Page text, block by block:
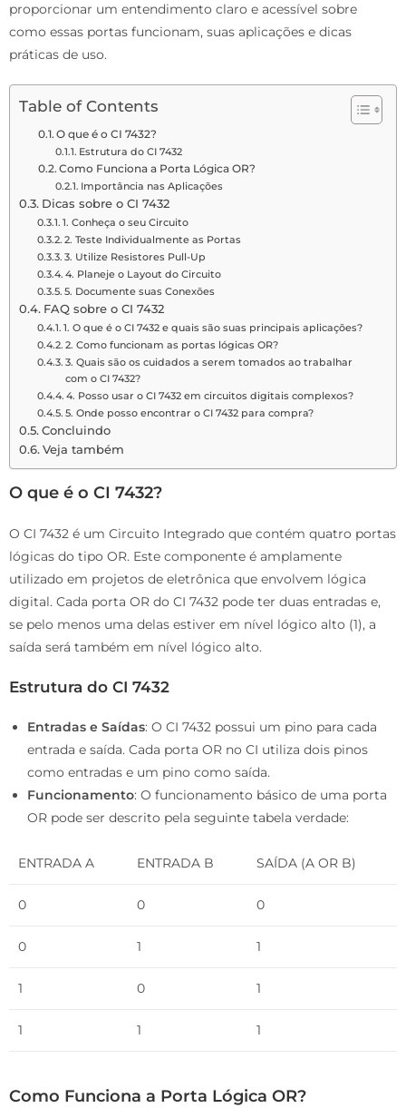
proporcionar um entendimento claro e acessível sobre
como essas portas funcionam, suas aplicações e dicas
práticas de uso.
Table of Contents
O que é o CI 7432?
Estrutura do CI 7432
Como Funciona a Porta Lógica OR?
Importância nas Aplicações
Dicas sobre o CI 7432
1. Conheça o seu Circuito
2. Teste Individualmente as Portas
3. Utilize Resistores Pull-Up
4. Planeje o Layout do Circuito
5. Documente suas Conexões
FAQ sobre o CI 7432
1. O que é o CI 7432 e quais são suas principais aplicações?
2. Como funcionam as portas lógicas OR?
3. Quais são os cuidados a serem tomados ao trabalhar
com o CI 7432?
4. Posso usar o CI 7432 em circuitos digitais complexos?
5. Onde posso encontrar o CI 7432 para compra?
Concluindo
Veja também
O que é o CI 7432?
O CI 7432 é um Circuito Integrado que contém quatro portas
lógicas do tipo OR. Este componente é amplamente
utilizado em projetos de eletrônica que envolvem lógica
digital. Cada porta OR do CI 7432 pode ter duas entradas e,
se pelo menos uma delas estiver em nível lógico alto (1), a
saída será também em nível lógico alto.
Estrutura do CI 7432
Entradas e Saídas: O CI 7432 possui um pino para cada
entrada e saída. Cada porta OR no CI utiliza dois pinos
como entradas e um pino como saída.
Funcionamento: O funcionamento básico de uma porta
OR pode ser descrito pela seguinte tabela verdade:
ENTRADA A ENTRADA B SAÍDA (A OR B)
0 0 0
0 1 1
1 0 1
1 1 1
Como Funciona a Porta Lógica OR?